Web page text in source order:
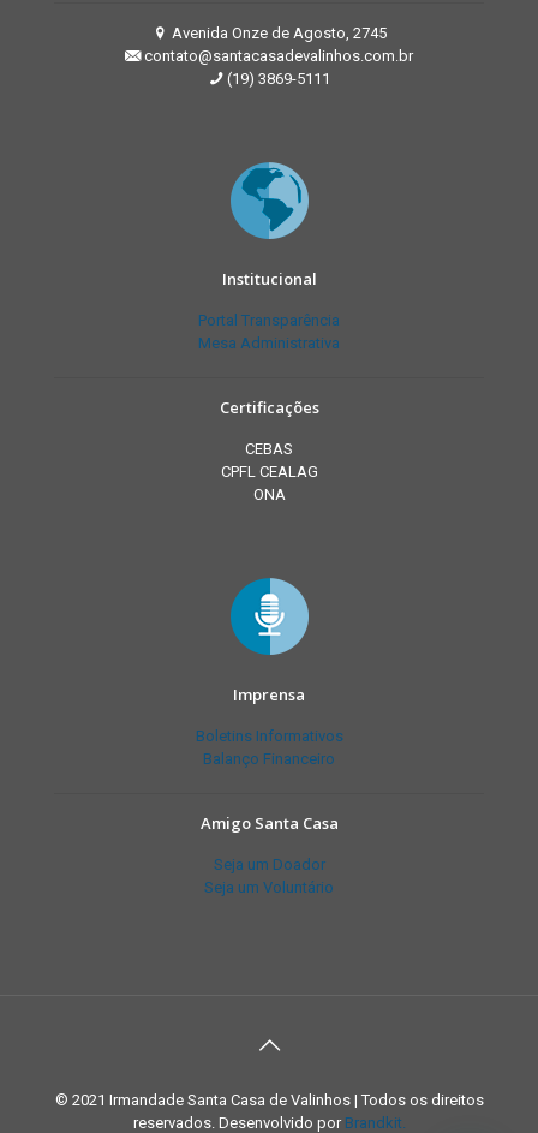
Avenida Onze de Agosto, 2745
contato@santacasadevalinhos.com.br
(19) 3869-5111
Institucional
Portal Transparência
Mesa Administrativa
Certificações
CEBAS
CPFL CEALAG
ONA
Imprensa
Boletins Informativos
Balanço Financeiro
Amigo Santa Casa
Seja um Doador
Seja um Voluntário
© 2021 Irmandade Santa Casa de Valinhos | Todos os direitos
reservados. Desenvolvido por Brandkit.